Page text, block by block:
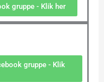
gruppe - Klik her
gruppe - Klik